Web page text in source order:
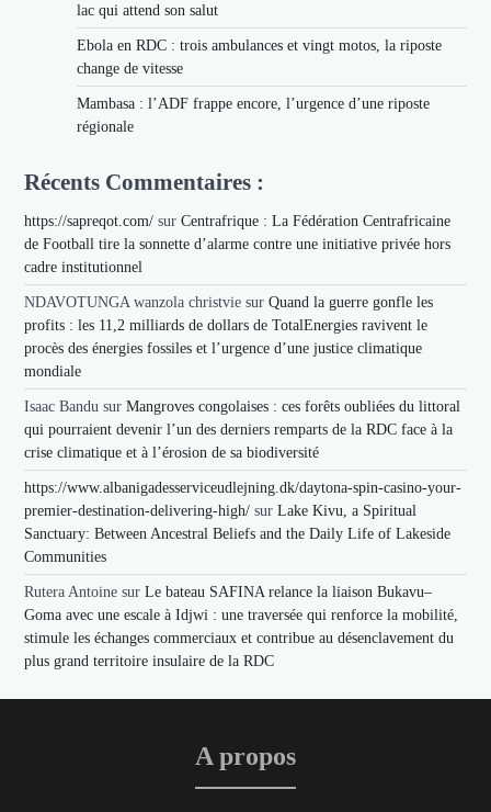
lac qui attend son salut
Ebola en RDC : trois ambulances et vingt motos, la riposte
change de vitesse
Mambasa : l’ADF frappe encore, l’urgence d’une riposte
régionale
Récents Commentaires :
https://sapreqot.com/ surCentrafrique : La Fédération Centrafricaine
de Football tire la sonnette d’alarme contre une initiative privée hors
cadre institutionnel
NDAVOTUNGA wanzola christvie surQuand la guerre gonfle les
profits : les 11,2 milliards de dollars de TotalEnergies ravivent le
procès des énergies fossiles et l’urgence d’une justice climatique
mondiale
Isaac Bandu surMangroves congolaises : ces forêts oubliées du littoral
qui pourraient devenir l’un des derniers remparts de la RDC face à la
crise climatique et à l’érosion de sa biodiversité
https://www.albanigadesserviceudlejning.dk/daytona-spin-casino-your-
premier-destination-delivering-high/ surLake Kivu, a Spiritual
Sanctuary: Between Ancestral Beliefs and the Daily Life of Lakeside
Communities
Rutera Antoine surLe bateau SAFINA relance la liaison Bukavu–
Goma avec une escale à Idjwi : une traversée qui renforce la mobilité,
stimule les échanges commerciaux et contribue au désenclavement du
plus grand territoire insulaire de la RDC
A propos